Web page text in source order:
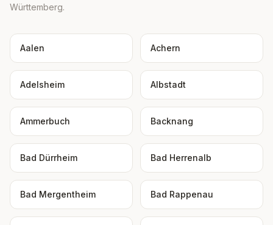
Württemberg.
Aalen Achern
Adelsheim Albstadt
Ammerbuch Backnang
Bad Dürrheim Bad Herrenalb
Bad Mergentheim Bad Rappenau